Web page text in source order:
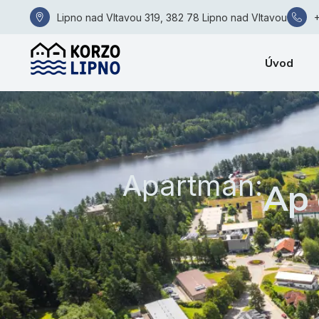
Lipno nad Vltavou 319, 382 78 Lipno nad Vltavou
Úvod
Apartmán:Ap